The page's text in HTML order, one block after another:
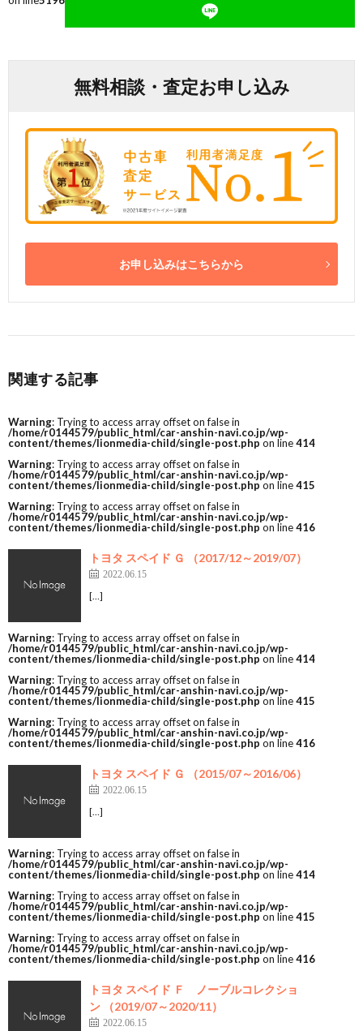
無料相談・査定お申し込み
お申し込みはこちらから
関連する記事
Warning: Trying to access array offset on false in
/home/r0144579/public_html/car-anshin-navi.co.jp/wp-
content/themes/lionmedia-child/single-post.php on line414
Warning: Trying to access array offset on false in
/home/r0144579/public_html/car-anshin-navi.co.jp/wp-
content/themes/lionmedia-child/single-post.php on line415
Warning: Trying to access array offset on false in
/home/r0144579/public_html/car-anshin-navi.co.jp/wp-
content/themes/lionmedia-child/single-post.php on line416
トヨタ スペイド Ｇ （2017/12～2019/07）
2022.06.15
[…]
Warning: Trying to access array offset on false in
/home/r0144579/public_html/car-anshin-navi.co.jp/wp-
content/themes/lionmedia-child/single-post.php on line414
Warning: Trying to access array offset on false in
/home/r0144579/public_html/car-anshin-navi.co.jp/wp-
content/themes/lionmedia-child/single-post.php on line415
Warning: Trying to access array offset on false in
/home/r0144579/public_html/car-anshin-navi.co.jp/wp-
content/themes/lionmedia-child/single-post.php on line416
トヨタ スペイド Ｇ （2015/07～2016/06）
2022.06.15
[…]
Warning: Trying to access array offset on false in
/home/r0144579/public_html/car-anshin-navi.co.jp/wp-
content/themes/lionmedia-child/single-post.php on line414
Warning: Trying to access array offset on false in
/home/r0144579/public_html/car-anshin-navi.co.jp/wp-
content/themes/lionmedia-child/single-post.php on line415
Warning: Trying to access array offset on false in
/home/r0144579/public_html/car-anshin-navi.co.jp/wp-
content/themes/lionmedia-child/single-post.php on line416
トヨタ スペイド Ｆ ノーブルコレクショ
ン （2019/07～2020/11）
2022.06.15